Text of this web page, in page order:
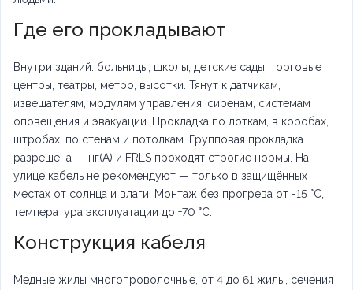
Где его прокладывают
Внутри зданий: больницы, школы, детские сады, торговые
центры, театры, метро, высотки. Тянут к датчикам,
извещателям, модулям управления, сиренам, системам
оповещения и эвакуации. Прокладка по лоткам, в коробах,
штробах, по стенам и потолкам. Групповая прокладка
разрешена — нг(А) и FRLS проходят строгие нормы. На
улице кабель не рекомендуют — только в защищённых
местах от солнца и влаги. Монтаж без прогрева от -15 °C,
температура эксплуатации до +70 °C.
Конструкция кабеля
Медные жилы многопроволочные, от 4 до 61 жилы, сечения